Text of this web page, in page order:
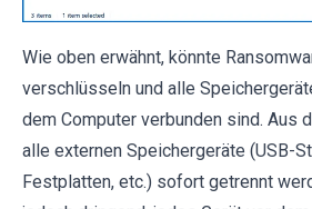
Wie oben erwähnt, könnte
verschlüsseln und alle
dem Computer verbunden sind. Aus
alle externen Speichergeräte (USB-
Festplatten, etc.) sofort getrennt